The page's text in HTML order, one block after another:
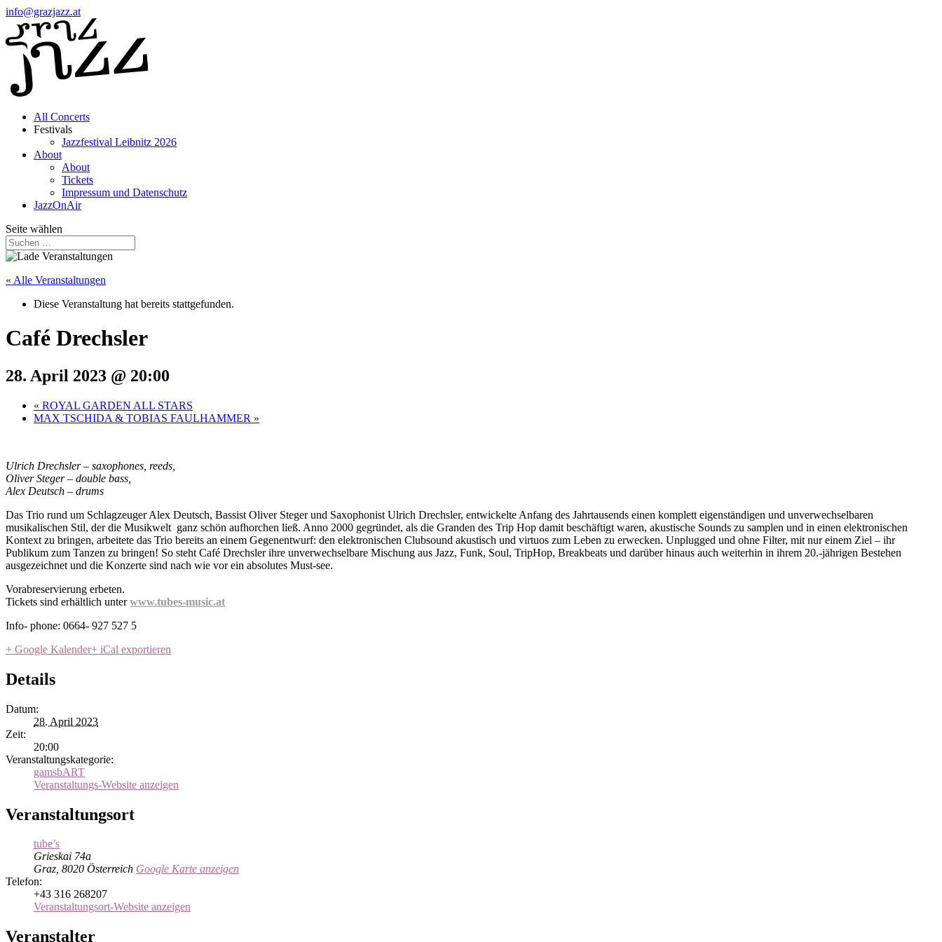
info@grazjazz.at
All Concerts
Festivals
Jazzfestival Leibnitz 2026
About
About
Tickets
Impressum und Datenschutz
JazzOnAir
Seite wählen
« Alle Veranstaltungen
Diese Veranstaltung hat bereits stattgefunden.
Café Drechsler
28. April 2023 @ 20:00
« ROYAL GARDEN ALL STARS
MAX TSCHIDA & TOBIAS FAULHAMMER »
Ulrich Drechsler – saxophones, reeds,
Oliver Steger – double bass,
Alex Deutsch – drums
Das Trio rund um Schlagzeuger Alex Deutsch, Bassist Oliver Steger und Saxophonist Ulrich Drechsler, entwickelte Anfang des Jahrtausends einen komplett eigenständigen und unverwechselbaren
musikalischen Stil, der die Musikwelt ganz schön aufhorchen ließ. Anno 2000 gegründet, als die Granden des Trip Hop damit beschäftigt waren, akustische Sounds zu samplen und in einen elektronischen
Kontext zu bringen, arbeitete das Trio bereits an einem Gegenentwurf: den elektronischen Clubsound akustisch und virtuos zum Leben zu erwecken. Unplugged und ohne Filter, mit nur einem Ziel – ihr
Publikum zum Tanzen zu bringen! So steht Café Drechsler ihre unverwechselbare Mischung aus Jazz, Funk, Soul, TripHop, Breakbeats und darüber hinaus auch weiterhin in ihrem 20.-jährigen Bestehen
ausgezeichnet und die Konzerte sind nach wie vor ein absolutes Must-see.
Vorabreservierung erbeten.
Tickets sind erhältlich unterwww.tubes-music.at
Info- phone: 0664- 927 527 5
+ Google Kalender+ iCal exportieren
Details
Datum:
28. April 2023
Zeit:
20:00
Veranstaltungskategorie:
gamsbART
Veranstaltungs-Website anzeigen
Veranstaltungsort
tube’s
Grieskai 74a
Graz, 8020 Österreich Google Karte anzeigen
Telefon:
+43 316 268207
Veranstaltungsort-Website anzeigen
Veranstalter